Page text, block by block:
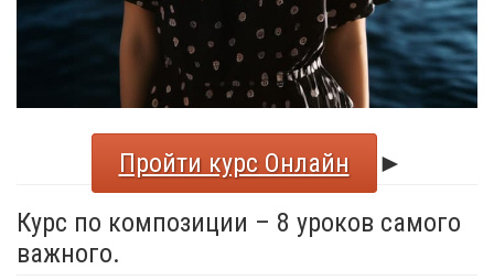
Пройти курс Онлайн
►
Курс по композиции – 8 уроков самого
важного.